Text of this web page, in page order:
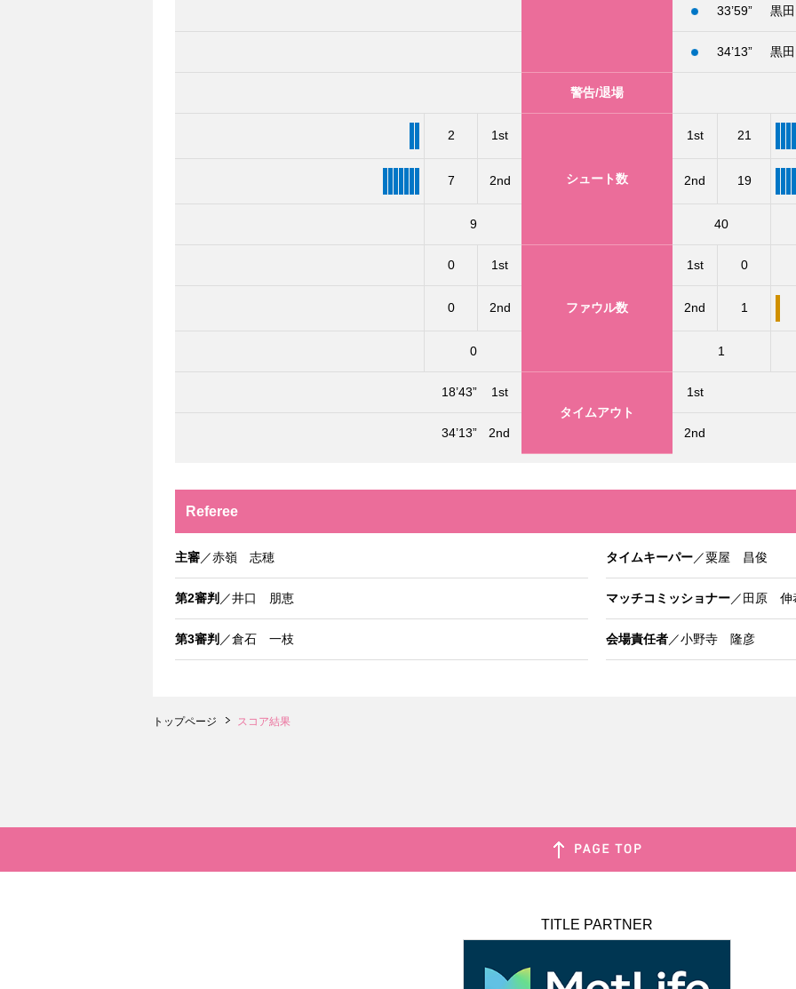
33’59” 黒
34’13” 黒
警告/退場
2 1st
シュート数
1st 21
7 2nd 2nd 19
9 40
0 1st
ファウル数
1st 0
0 2nd 2nd 1
0 1
18’43”
1st
タイムアウト
1st
34’13” 2nd 2nd
Referee
主審／赤嶺 志穂
第2審判 ／井口 朋恵
第3審判 ／倉石 一枝
タイムキーパー／粟屋 昌俊
マッチコミッショナー／田原 伸
会場責任者／小野寺 隆彦
トップページ スコア結果
TITLE PARTNER